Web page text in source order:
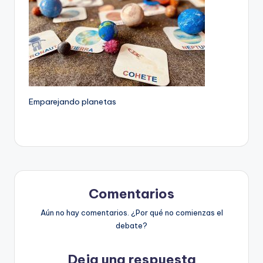
Emparejando planetas
Comentarios
Aún no hay comentarios. ¿Por qué no comienzas el
debate?
Deja una respuesta